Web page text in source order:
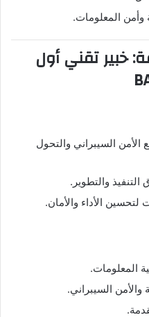
وأمن المعلومات.
14. وظيفة: خبير تقني أول
الأمن السيبراني والتحول
والتطوير.
لتحسين الأداء والأمان.
المعلومات.
السيبراني.